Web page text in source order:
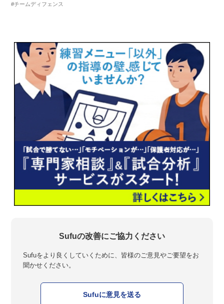
#チームディフェンス
Sufuの改善にご協力ください
Sufuをより良くしていくために、皆様のご意見やご要望をお
聞かせください。
Sufuに意見を送る